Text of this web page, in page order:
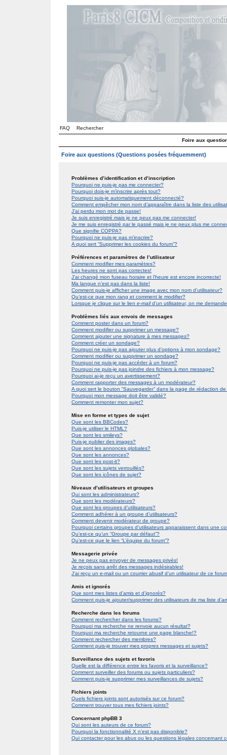
FAQ Rechercher
Foire aux
Foire aux questions (Questions posées fréquemment)
Problèmes d’identification et d’inscription
Pourquoi ne puis-je pas me connecter?
Pourquoi dois-je m’inscrire après tout?
Pourquoi suis-je automatiquement déconnecté?
Comment empêcher mon nom d’apparaître dans la liste des
J’ai perdu mon mot de passe!
Je suis enregistré mais je ne peux pas me connecter!
Je me suis enregistré par le passé mais je ne peux plus me
Que signifie COPPA?
Pourquoi ne puis-je pas m’inscrire?
A quoi sert “Supprimer les cookies du forum”?
Préférences et paramètres de l’utilisateur
Comment modifier mes paramètres?
Les heures ne sont pas correctes!
J’ai changé mon fuseau horaire et l’heure est encore incorrecte!
Ma langue n’est pas dans la liste!
Comment puis-je afficher une image avec mon nom d’utilisateur?
Qu’est-ce que mon rang et comment le modifier?
Lorsque je clique sur le lien e-maild’un utilisateur, on me
Problèmes liés aux envois de messages
Comment poster dans un forum?
Comment modifier ou supprimer un message?
Comment ajouter une signature à mes messages?
Comment créer un sondage?
Pourquoi ne puis-je pas ajouter plus d’options à mon sondage?
Comment modifier ou supprimer un sondage?
Pourquoi ne puis-je pas accéder à un forum?
Pourquoi ne puis-je pas joindre des fichiers à mon message?
Pourquoi ai-je reçu un avertissement?
Comment rapporter des messages à un modérateur?
A quoi sert le bouton “Sauvegarder” dans la page de rédaction
Pourquoi mon message doit être validé?
Comment remonter mon sujet?
Mise en forme et types de sujet
Que sont les BBCodes?
Puis-je utiliser le HTML?
Que sont les smileys?
Puis-je publier des images?
Que sont les annonces globales?
Que sont les annonces?
Que sont les post-it?
Que sont les sujets verrouillés?
Que sont les icônes de sujet?
Niveaux d’utilisateurs et groupes
Qui sont les administrateurs?
Que sont les modérateurs?
Que sont les groupes d’utilisateurs?
Comment adhérer à un groupe d’utilisateurs?
Comment devenir modérateur de groupe?
Pourquoi certains groupes d’utilisateurs apparaissent dans une
Qu’est-ce qu’un “Groupe par défaut”?
Qu’est-ce que le lien “L’équipe du forum”?
Messagerie privée
Je ne peux pas envoyer de messages privés!
Je reçois sans arrêt des messages indésirables!
J’ai reçu un e-mail ou un courrier abusif d’un utilisateur de ce
Amis et ignorés
Que sont mes listes d’amis et d’ignorés?
Comment puis-je ajouter/supprimer des utilisateurs de ma liste
Recherche dans les forums
Comment rechercher dans les forums?
Pourquoi ma recherche ne renvoie aucun résultat?
Pourquoi ma recherche retourne une page blanche!?
Comment rechercher des membres?
Comment puis-je trouver mes propres messages et sujets?
Surveillance des sujets et favoris
Quelle est la différence entre les favoris et la surveillance?
Comment surveiller des forums ou sujets particuliers?
Comment puis-je supprimer mes surveillances de sujets?
Fichiers joints
Quels fichiers joints sont autorisés sur ce forum?
Comment trouver tous mes fichiers joints?
Concernant phpBB 3
Qui sont les auteurs de ce forum?
Pourquoi la fonctionnalité X n’est pas disponible?
Qui contacter pour les abus ou les questions légales concernant